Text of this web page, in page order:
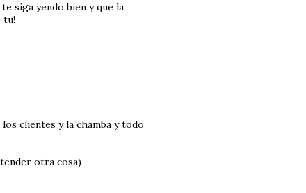
siga yendo bien y que la
tu!
clientes y la chamba y todo
otra cosa)